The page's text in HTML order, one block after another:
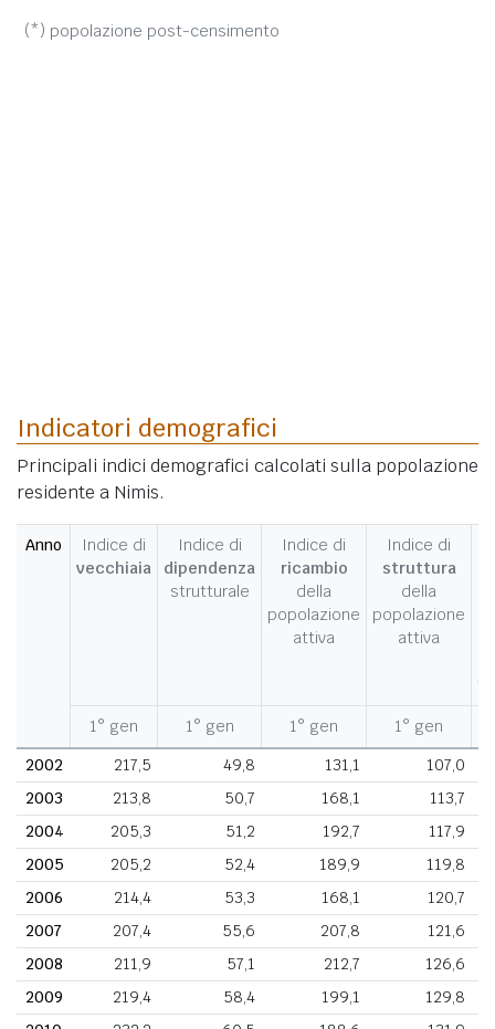
(*) popolazione post-censimento
Indicatori demografici
Principali indici demografici calcolati sulla popolazione
residente a Nimis.
Anno
Indice di
vecchiaia
Indice di
dipendenza
strutturale
Indice di
ricambio
della
popolazione
attiva
Indice di
struttura
della
popolazione
attiva
1° gen 1° gen 1° gen 1° gen
2002
217,5 49,8 131,1
107,0
2003
213,8 50,7 168,1
113,7
2004
205,3 51,2 192,7
117,9
2005
205,2 52,4 189,9
119,8
2006
214,4 53,3 168,1
120,7
2007
207,4 55,6 207,8
121,6
2008
211,9 57,1 212,7
126,6
2009
219,4 58,4 199,1
129,8